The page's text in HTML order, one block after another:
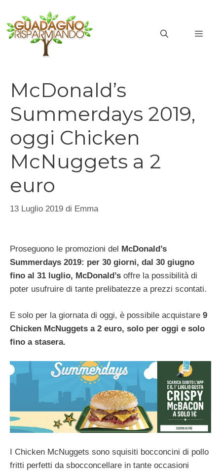
contenuto
McDonald’s
Summerdays 2019,
oggi Chicken
McNuggets a 2
euro
13 Luglio 2019 di Emma
Proseguono le promozioni del McDonald’s
Summerdays 2019: per 30 giorni, dal 30 giugno
fino al 31 luglio, McDonald’s offre la possibilità di
poter usufruire di tante prelibatezze a prezzi scontati.
E solo per la giornata di oggi, è possibile acquistare 9
Chicken McNuggets a 2 euro, solo per oggi e solo
fino a stasera.
I Chicken McNuggets sono squisiti bocconcini di pollo
fritti perfetti da sbocconcellare in tante occasioni